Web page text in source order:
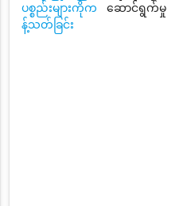
ပစ္စည်းများကိုက
န့်သတ်ခြင်း
ဆောင်ရွက်မှု